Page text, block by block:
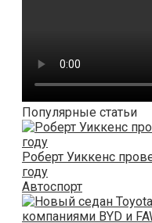
Популярные статьи
Роберт Уиккенс
году
Автоспорт